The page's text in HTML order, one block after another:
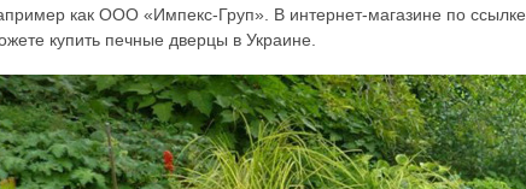
как ООО «Импекс-Груп». В интернет-магазине по ссылке
купить печные дверцы в Украине.